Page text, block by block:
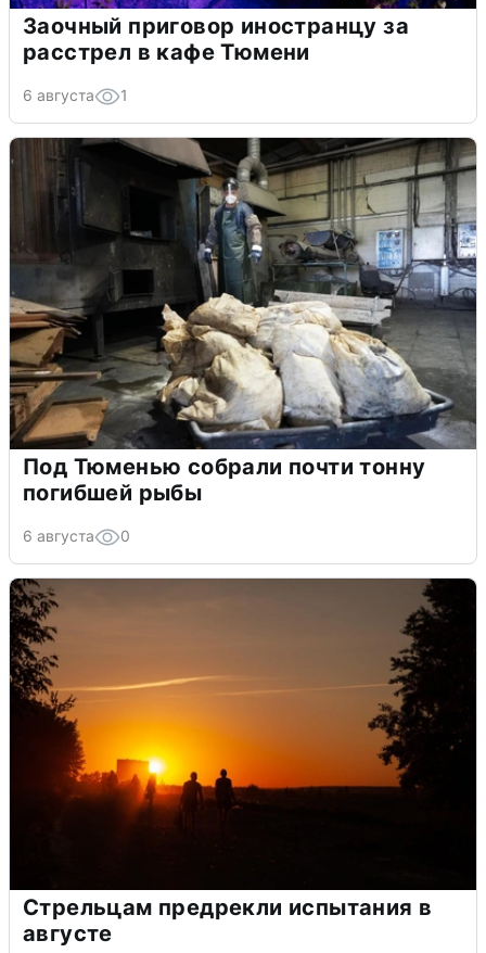
Заочный приговор иностранцу за
расстрел в кафе Тюмени
6 августа 1
Под Тюменью собрали почти тонну
погибшей рыбы
6 августа 0
Стрельцам предрекли испытания в
августе